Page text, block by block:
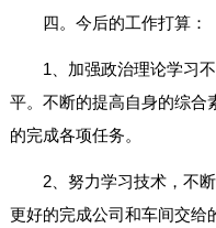
四。今后的工作打算：
1、加强政治理论学习
平。不断的提高自身的综合
的完成各项任务。
2、努力学习技术，不
更好的完成公司和车间交给